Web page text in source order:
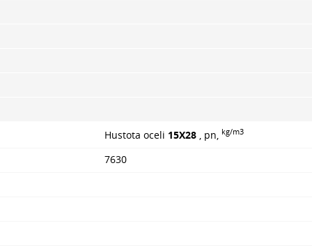
Hustota oceli 15X28 , pn, kg/m3
7630